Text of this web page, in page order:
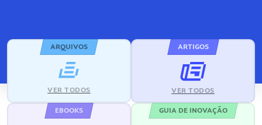
ARQUIVOS
VER TODOS
ARTIGOS
VER TODOS
EBOOKS GUIA DE INOVAÇÃO